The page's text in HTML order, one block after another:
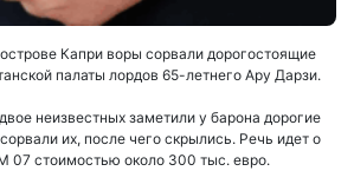
Капри воры сорвали дорогостоящие
палаты лордов 65-летнего Ару Дарзи.
неизвестных заметили у барона дорогие
их, после чего скрылись. Речь идет о
07 стоимостью около 300 тыс. евро.